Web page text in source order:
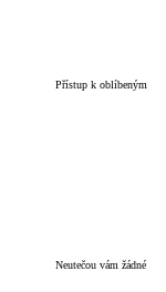
Přístup k oblíbeným
Neutečou vám žádné